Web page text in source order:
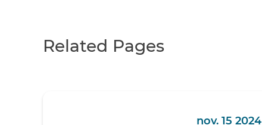
Related Pages
nov. 15 2024